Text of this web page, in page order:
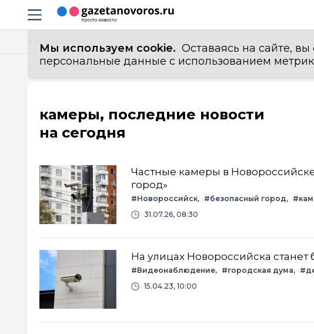
Навигация сайта
Мы используем cookie. Оставаясь на сайте,
персональные данные с использованием
Главная # камеры
камеры, последние новости
на сегодня
Частные камеры в
город»
#Новороссийск #безопасный город
31.07.26, 08:30
На улицах Новороссийска
#Видеонаблюдение #городская дума
15.04.23, 10:00